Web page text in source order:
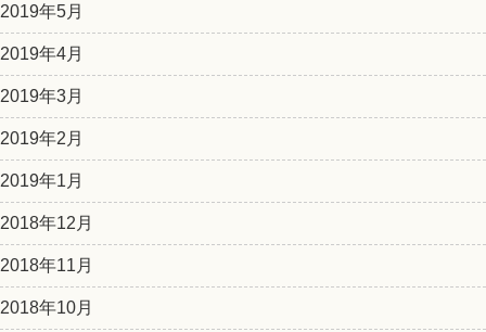
2019年5月
2019年4月
2019年3月
2019年2月
2019年1月
2018年12月
2018年11月
2018年10月